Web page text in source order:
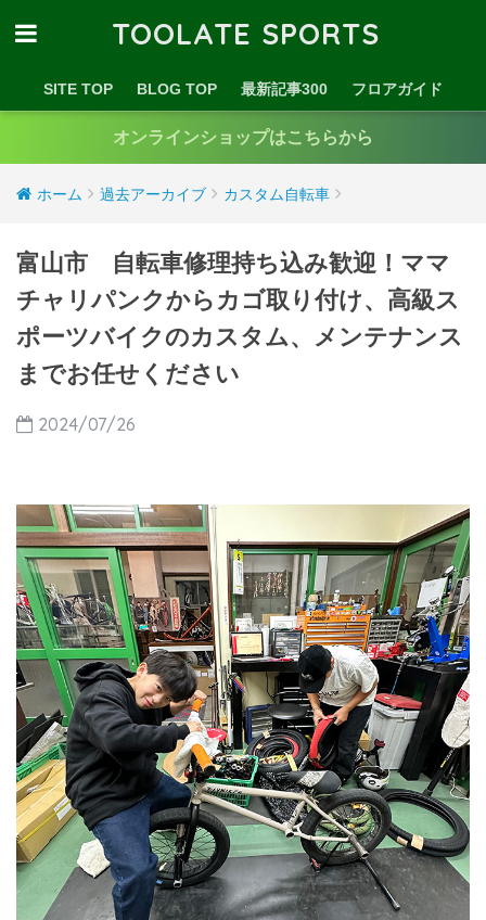
TOOLATE SPORTS
SITE TOP BLOG TOP 最新記事300 フロアガイド
オンラインショップはこちらから
ホーム 過去アーカイブ カスタム自転車
富山市 自転車修理持ち込み歓迎！ママ
チャリパンクからカゴ取り付け、高級ス
ポーツバイクのカスタム、メンテナンス
までお任せください
2024/07/26